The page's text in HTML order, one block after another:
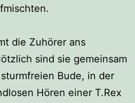
die Zuhörer ans
sind sie gemeinsam
Bude, in der
Hören einer T.Rex